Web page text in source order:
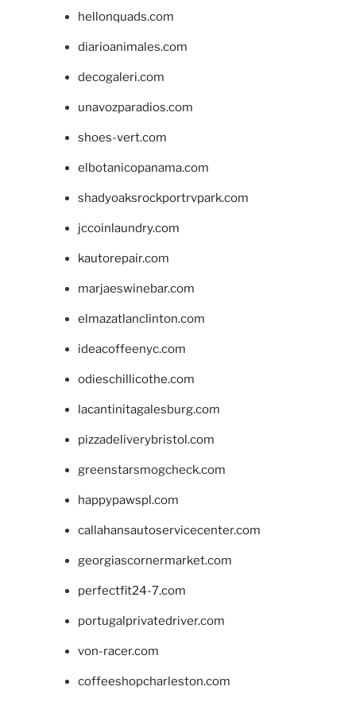
hellonquads.com
diarioanimales.com
decogaleri.com
unavozparadios.com
shoes-vert.com
elbotanicopanama.com
shadyoaksrockportrvpark.com
jccoinlaundry.com
kautorepair.com
marjaeswinebar.com
elmazatlanclinton.com
ideacoffeenyc.com
odieschillicothe.com
lacantinitagalesburg.com
pizzadeliverybristol.com
greenstarsmogcheck.com
happypawspl.com
callahansautoservicecenter.com
georgiascornermarket.com
perfectfit24-7.com
portugalprivatedriver.com
von-racer.com
coffeeshopcharleston.com